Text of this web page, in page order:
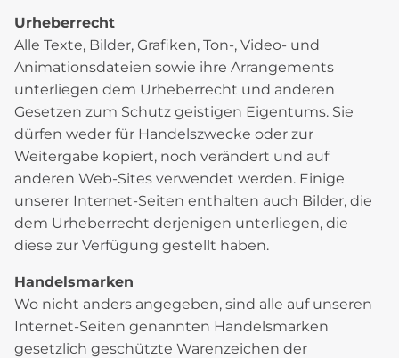
Urheberrecht
Alle Texte, Bilder, Grafiken, Ton-, Video- und
Animationsdateien sowie ihre Arrangements
unterliegen dem Urheberrecht und anderen
Gesetzen zum Schutz geistigen Eigentums. Sie
dürfen weder für Handelszwecke oder zur
Weitergabe kopiert, noch verändert und auf
anderen Web-Sites verwendet werden. Einige
unserer Internet-Seiten enthalten auch Bilder, die
dem Urheberrecht derjenigen unterliegen, die
diese zur Verfügung gestellt haben.
Handelsmarken
Wo nicht anders angegeben, sind alle auf unseren
Internet-Seiten genannten Handelsmarken
gesetzlich geschützte Warenzeichen der